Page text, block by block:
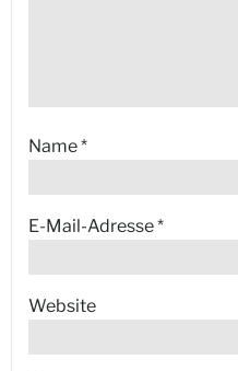
Name*
E-Mail-Adresse*
Website